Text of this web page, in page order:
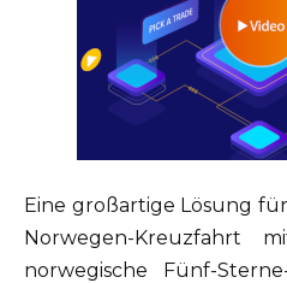
Eine großartige Lösung
Norwegen-Kreuzfahrt
norwegische Fünf-